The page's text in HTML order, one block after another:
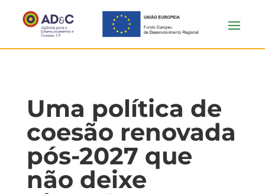
Uma política de
coesão renovada
pós-2027 que
não deixe